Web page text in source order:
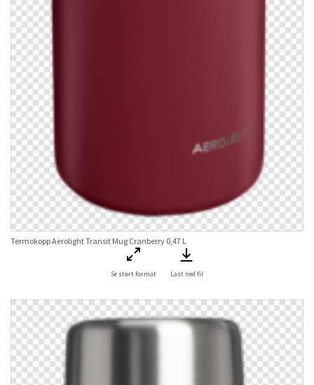
Termokopp Aerolight Transit Mug Cranberry 0,47 L
Se stort format Last ned fil